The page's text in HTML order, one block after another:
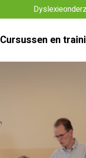
Cursussen en